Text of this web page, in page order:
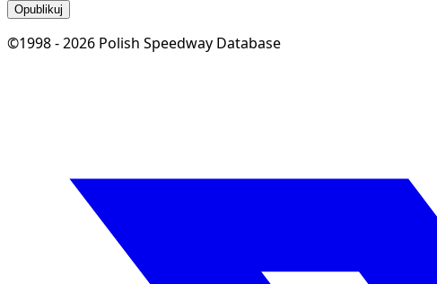
Opublikuj
©1998 - 2026 Polish Speedway Database